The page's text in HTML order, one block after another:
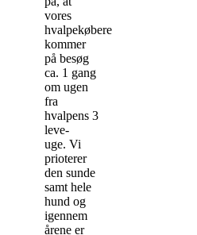
vores
hvalpekøbere
kommer
på besøg
ca. 1 gang
om ugen
fra
hvalpens 3
leve-
uge. Vi
prioterer
den sunde
samt hele
hund og
igennem
årene er